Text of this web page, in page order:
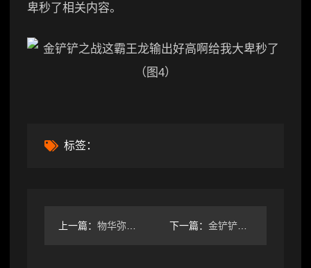
卑秒了相关内容。
标签：
上一篇： 物华弥新回归玩家，听一下抽取建议，还有10抽自选 下一篇： 金铲铲之战S16以绪塔尔最新完整奖励清单